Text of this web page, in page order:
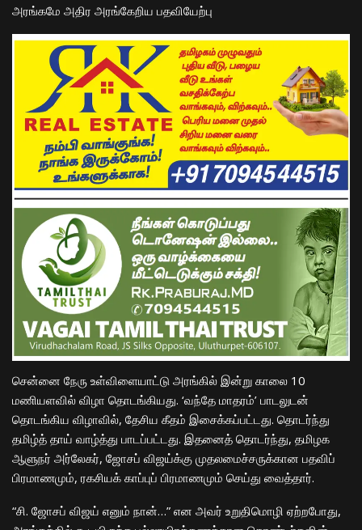
​அரங்கமே அதிர அரங்கேறிய பதவியேற்பு
​சென்னை நேரு உள்விளையாட்டு அரங்கில் இன்று காலை 10
மணியளவில் விழா தொடங்கியது. ‘வந்தே மாதரம்’ பாடலுடன்
தொடங்கிய விழாவில், தேசிய கீதம் இசைக்கப்பட்டது. தொடர்ந்து
தமிழ்த் தாய் வாழ்த்து பாடப்பட்டது. இதனைத் தொடர்ந்து, தமிழக
ஆளுநர் அர்லேகர், ஜோசப் விஜய்க்கு முதலமைச்சருக்கான பதவிப்
பிரமாணமும், ரகசியக் காப்புப் பிரமாணமும் செய்து வைத்தார்.
​“சி. ஜோசப் விஜய் எனும் நான்…” என அவர் உறுதிமொழி ஏற்றபோது,